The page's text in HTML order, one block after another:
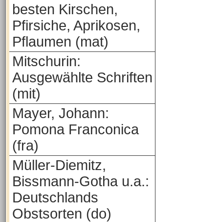
besten Kirschen,
Pfirsiche, Aprikosen,
Pflaumen (mat)
Mitschurin:
Ausgewählte Schriften
(mit)
Mayer, Johann:
Pomona Franconica
(fra)
Müller-Diemitz,
Bissmann-Gotha u.a.:
Deutschlands
Obstsorten (do)